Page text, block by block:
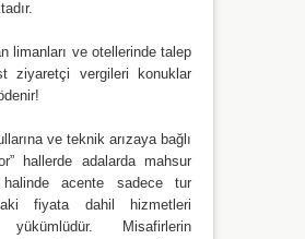
limanları ve otellerinde talep
ziyaretçi vergileri konuklar
ve teknik arızaya bağlı
hallerde adalarda mahsur
halinde acente sadece tur
fiyata dahil hizmetleri
yükümlüdür. Misafirlerin